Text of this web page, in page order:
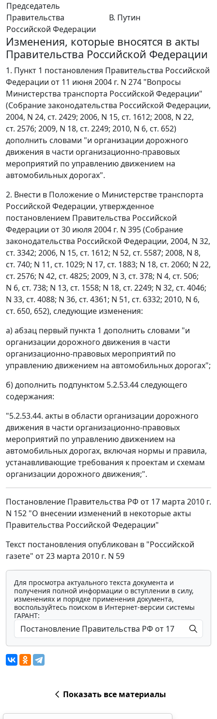
Председатель
Правительства
Российской Федерации
В. Путин
Изменения, которые вносятся в акты
Правительства Российской Федерации
1. Пункт 1 постановления Правительства Российской
Федерации от 11 июня 2004 г. N 274 "Вопросы
Министерства транспорта Российской Федерации"
(Собрание законодательства Российской Федерации,
2004, N 24, ст. 2429; 2006, N 15, ст. 1612; 2008, N 22,
ст. 2576; 2009, N 18, ст. 2249; 2010, N 6, ст. 652)
дополнить словами "и организации дорожного
движения в части организационно-правовых
мероприятий по управлению движением на
автомобильных дорогах".
2. Внести в Положение о Министерстве транспорта
Российской Федерации, утвержденное
постановлением Правительства Российской
Федерации от 30 июля 2004 г. N 395 (Собрание
законодательства Российской Федерации, 2004, N 32,
ст. 3342; 2006, N 15, ст. 1612; N 52, ст. 5587; 2008, N 8,
ст. 740; N 11, ст. 1029; N 17, ст. 1883; N 18, ст. 2060; N 22,
ст. 2576; N 42, ст. 4825; 2009, N 3, ст. 378; N 4, ст. 506;
N 6, ст. 738; N 13, ст. 1558; N 18, ст. 2249; N 32, ст. 4046;
N 33, ст. 4088; N 36, ст. 4361; N 51, ст. 6332; 2010, N 6,
ст. 650, 652), следующие изменения:
а) абзац первый пункта 1 дополнить словами "и
организации дорожного движения в части
организационно-правовых мероприятий по
управлению движением на автомобильных дорогах";
б) дополнить подпунктом 5.2.53.44 следующего
содержания:
"5.2.53.44. акты в области организации дорожного
движения в части организационно-правовых
мероприятий по управлению движением на
автомобильных дорогах, включая нормы и правила,
устанавливающие требования к проектам и схемам
организации дорожного движения;".
Постановление Правительства РФ от 17 марта 2010 г.
N 152 "О внесении изменений в некоторые акты
Правительства Российской Федерации"
Текст постановления опубликован в "Российской
газете" от 23 марта 2010 г. N 59
Для просмотра актуального текста документа и
получения полной информации о вступлении в силу,
изменениях и порядке применения документа,
воспользуйтесь поиском в Интернет-версии системы
ГАРАНТ:
Показать все материалы